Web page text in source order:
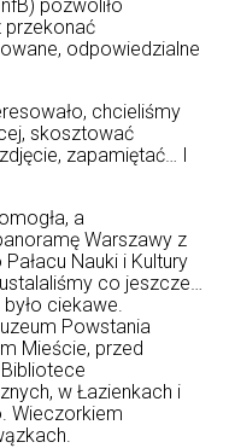
pozwoliło
przekonać
odpowiedzialne
chcieliśmy
skosztować
zapamiętać… I
a
Warszawy z
Nauki i Kultury
co jeszcze…
ciekawe.
Powstania
Mieście, przed
w Łazienkach i
Wieczorkiem